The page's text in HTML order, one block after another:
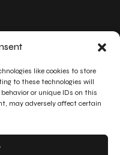
like cookies to store
to these technologies will
or unique IDs on this
may adversely affect certain